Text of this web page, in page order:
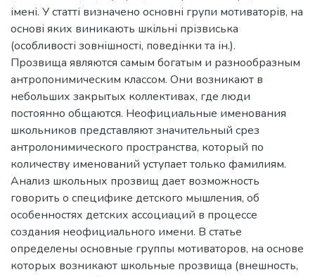
імені. У статті визначено основні групи мотиваторів, на
основі яких виникають шкільні прізвиська
(особливості зовнішності, поведінки та ін.).
Прозвища являются самым богатым и разнообразным
антропонимическим классом. Они возникают в
небольших закрытых коллективах, где люди
постоянно общаются. Неофициальные именования
школьников представляют значительный срез
антролонимического пространства, который по
количеству именований уступает только фамилиям.
Анализ школьных прозвищ дает возможность
говорить о специфике детского мышления, об
особенностях детских ассоциаций в процессе
создания неофициального имени. В статье
определены основные группы мотиваторов, на основе
которых возникают школьные прозвища (внешность,